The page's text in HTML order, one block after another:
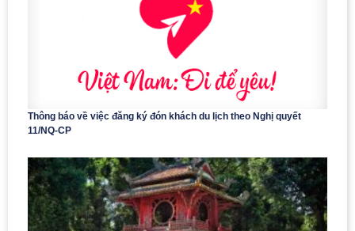
Thông báo về việc đăng ký đón khách du lịch theo Nghị quyết
11/NQ-CP